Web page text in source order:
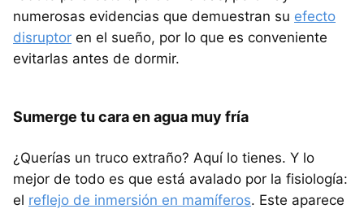
numerosas evidencias que demuestran su efecto
disruptor en el sueño, por lo que es conveniente
evitarlas antes de dormir.
Sumerge tu cara en agua muy fría
¿Querías un truco extraño? Aquí lo tienes. Y lo
mejor de todo es que está avalado por la fisiología:
el reflejo de inmersión en mamíferos. Este aparece